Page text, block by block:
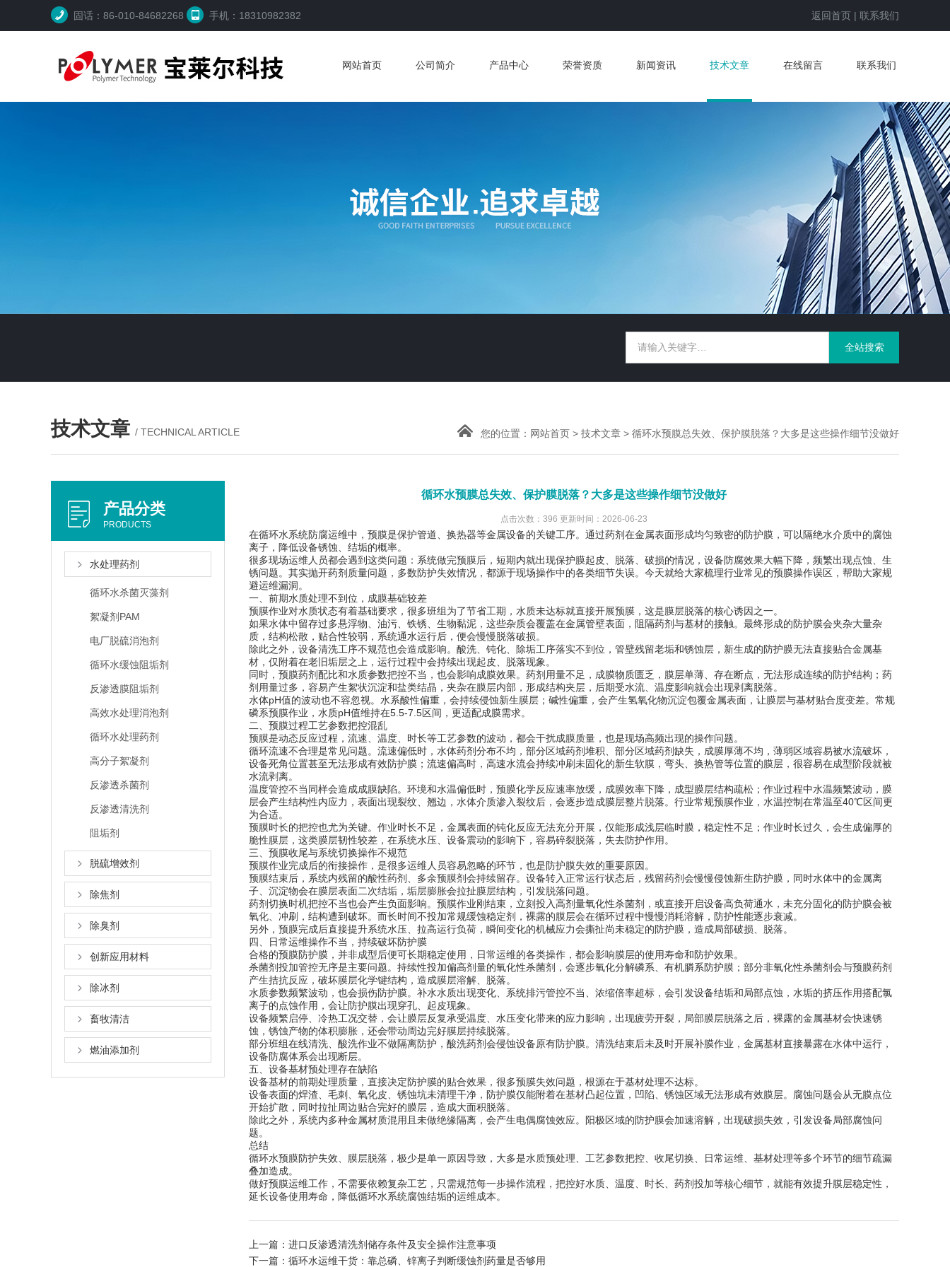
固话：86-010-84682268 手机：18310982382 返回首页 | 联系我们
网站首页 公司简介 产品中心 荣誉资质 新闻资讯 技术文章 在线留言 联系我们
技术文章 / TECHNICAL ARTICLE 您的位置： 网站首页 > 技术文章 > 循环水预膜总失效、保护膜脱落？大多是这些操作细节没做好
产品分类
PRODUCTS
水处理药剂
循环水杀菌灭藻剂
絮凝剂PAM
电厂脱硫消泡剂
循环水缓蚀阻垢剂
反渗透膜阻垢剂
高效水处理消泡剂
循环水处理药剂
高分子絮凝剂
反渗透杀菌剂
反渗透清洗剂
阻垢剂
脱硫增效剂
除焦剂
除臭剂
创新应用材料
除冰剂
畜牧清洁
燃油添加剂
循环水预膜总失效、保护膜脱落？大多是这些操作细节没做好
点击次数：396 更新时间：2026-06-23
在循环水系统防腐运维中，预膜是保护管道、换热器等金属设备的关键工序。通过药剂在金属表面形成均匀致密的防护膜，可以隔绝水介质中的腐蚀
离子，降低设备锈蚀、结垢的概率。
很多现场运维人员都会遇到这类问题：系统做完预膜后，短期内就出现保护膜起皮、脱落、破损的情况，设备防腐效果大幅下降，频繁出现点蚀、生
锈问题。其实抛开药剂质量问题，多数防护失效情况，都源于现场操作中的各类细节失误。今天就给大家梳理行业常见的预膜操作误区，帮助大家规
避运维漏洞。
一、前期水质处理不到位，成膜基础较差
预膜作业对水质状态有着基础要求，很多班组为了节省工期，水质未达标就直接开展预膜，这是膜层脱落的核心诱因之一。
如果水体中留存过多悬浮物、油污、铁锈、生物黏泥，这些杂质会覆盖在金属管壁表面，阻隔药剂与基材的接触。最终形成的防护膜会夹杂大量杂
质，结构松散，贴合性较弱，系统通水运行后，便会慢慢脱落破损。
除此之外，设备清洗工序不规范也会造成影响。酸洗、钝化、除垢工序落实不到位，管壁残留老垢和锈蚀层，新生成的防护膜无法直接贴合金属基
材，仅附着在老旧垢层之上，运行过程中会持续出现起皮、脱落现象。
同时，预膜药剂配比和水质参数把控不当，也会影响成膜效果。药剂用量不足，成膜物质匮乏，膜层单薄、存在断点，无法形成连续的防护结构；药
剂用量过多，容易产生絮状沉淀和盐类结晶，夹杂在膜层内部，形成结构夹层，后期受水流、温度影响就会出现剥离脱落。
水体pH值的波动也不容忽视。水系酸性偏重，会持续侵蚀新生膜层；碱性偏重，会产生氢氧化物沉淀包覆金属表面，让膜层与基材贴合度变差。常规
磷系预膜作业，水质pH值维持在5.5-7.5区间，更适配成膜需求。
二、预膜过程工艺参数把控混乱
预膜是动态反应过程，流速、温度、时长等工艺参数的波动，都会干扰成膜质量，也是现场高频出现的操作问题。
循环流速不合理是常见问题。流速偏低时，水体药剂分布不均，部分区域药剂堆积、部分区域药剂缺失，成膜厚薄不均，薄弱区域容易被水流破坏，
设备死角位置甚至无法形成有效防护膜；流速偏高时，高速水流会持续冲刷未固化的新生软膜，弯头、换热管等位置的膜层，很容易在成型阶段就被
水流剥离。
温度管控不当同样会造成成膜缺陷。环境和水温偏低时，预膜化学反应速率放缓，成膜效率下降，成型膜层结构疏松；作业过程中水温频繁波动，膜
层会产生结构性内应力，表面出现裂纹、翘边，水体介质渗入裂纹后，会逐步造成膜层整片脱落。行业常规预膜作业，水温控制在常温至40℃区间更
为合适。
预膜时长的把控也尤为关键。作业时长不足，金属表面的钝化反应无法充分开展，仅能形成浅层临时膜，稳定性不足；作业时长过久，会生成偏厚的
脆性膜层，这类膜层韧性较差，在系统水压、设备震动的影响下，容易碎裂脱落，失去防护作用。
三、预膜收尾与系统切换操作不规范
预膜作业完成后的衔接操作，是很多运维人员容易忽略的环节，也是防护膜失效的重要原因。
预膜结束后，系统内残留的酸性药剂、多余预膜剂会持续留存。设备转入正常运行状态后，残留药剂会慢慢侵蚀新生防护膜，同时水体中的金属离
子、沉淀物会在膜层表面二次结垢，垢层膨胀会拉扯膜层结构，引发脱落问题。
药剂切换时机把控不当也会产生负面影响。预膜作业刚结束，立刻投入高剂量氧化性杀菌剂，或直接开启设备高负荷通水，未充分固化的防护膜会被
氧化、冲刷，结构遭到破坏。而长时间不投加常规缓蚀稳定剂，裸露的膜层会在循环过程中慢慢消耗溶解，防护性能逐步衰减。
另外，预膜完成后直接提升系统水压、拉高运行负荷，瞬间变化的机械应力会撕扯尚未稳定的防护膜，造成局部破损、脱落。
四、日常运维操作不当，持续破坏防护膜
合格的预膜防护膜，并非成型后便可长期稳定使用，日常运维的各类操作，都会影响膜层的使用寿命和防护效果。
杀菌剂投加管控无序是主要问题。持续性投加偏高剂量的氧化性杀菌剂，会逐步氧化分解磷系、有机膦系防护膜；部分非氧化性杀菌剂会与预膜药剂
产生拮抗反应，破坏膜层化学键结构，造成膜层溶解、脱落。
水质参数频繁波动，也会损伤防护膜。补水水质出现变化、系统排污管控不当、浓缩倍率超标，会引发设备结垢和局部点蚀，水垢的挤压作用搭配氯
离子的点蚀作用，会让防护膜出现穿孔、起皮现象。
设备频繁启停、冷热工况交替，会让膜层反复承受温度、水压变化带来的应力影响，出现疲劳开裂，局部膜层脱落之后，裸露的金属基材会快速锈
蚀，锈蚀产物的体积膨胀，还会带动周边完好膜层持续脱落。
部分班组在线清洗、酸洗作业不做隔离防护，酸洗药剂会侵蚀设备原有防护膜。清洗结束后未及时开展补膜作业，金属基材直接暴露在水体中运行，
设备防腐体系会出现断层。
五、设备基材预处理存在缺陷
设备基材的前期处理质量，直接决定防护膜的贴合效果，很多预膜失效问题，根源在于基材处理不达标。
设备表面的焊渣、毛刺、氧化皮、锈蚀坑未清理干净，防护膜仅能附着在基材凸起位置，凹陷、锈蚀区域无法形成有效膜层。腐蚀问题会从无膜点位
开始扩散，同时拉扯周边贴合完好的膜层，造成大面积脱落。
除此之外，系统内多种金属材质混用且未做绝缘隔离，会产生电偶腐蚀效应。阳极区域的防护膜会加速溶解，出现破损失效，引发设备局部腐蚀问
题。
总结
循环水预膜防护失效、膜层脱落，极少是单一原因导致，大多是水质预处理、工艺参数把控、收尾切换、日常运维、基材处理等多个环节的细节疏漏
叠加造成。
做好预膜运维工作，不需要依赖复杂工艺，只需规范每一步操作流程，把控好水质、温度、时长、药剂投加等核心细节，就能有效提升膜层稳定性，
延长设备使用寿命，降低循环水系统腐蚀结垢的运维成本。
上一篇： 进口反渗透清洗剂储存条件及安全操作注意事项
下一篇： 循环水运维干货：靠总磷、锌离子判断缓蚀剂药量是否够用